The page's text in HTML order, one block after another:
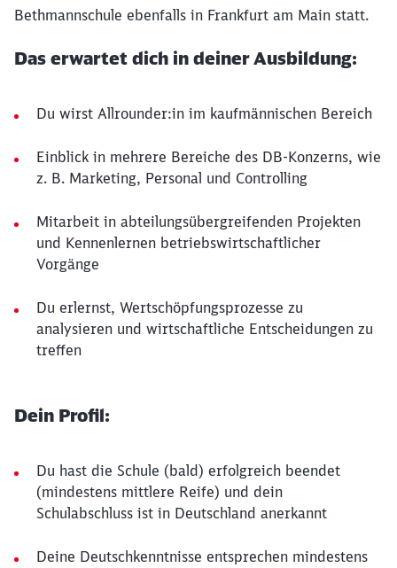
Bethmannschule ebenfalls in Frankfurt am Main statt.
Das erwartet dich in deiner Ausbildung:
Du wirst Allrounder:in im kaufmännischen Bereich
Einblick in mehrere Bereiche des DB-Konzerns, wie
z. B. Marketing, Personal und Controlling
Mitarbeit in abteilungsübergreifenden Projekten
und Kennenlernen betriebswirtschaftlicher
Vorgänge
Du erlernst, Wertschöpfungsprozesse zu
analysieren und wirtschaftliche Entscheidungen zu
treffen
Dein Profil:
Du hast die Schule (bald) erfolgreich beendet
(mindestens mittlere Reife) und dein
Schulabschluss ist in Deutschland anerkannt
Deine Deutschkenntnisse entsprechen mindestens